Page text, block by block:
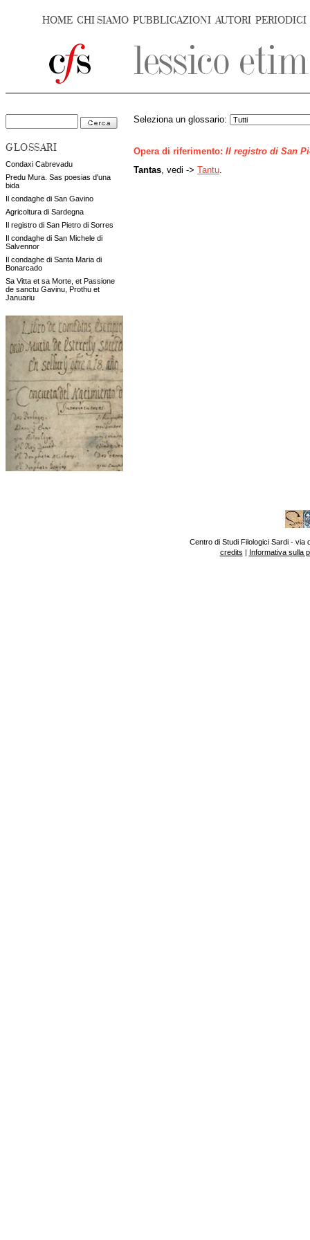
HOME CHI SIAMO PUBBLICAZIONI AUTORI PERIODICI
GLOSSARI
Condaxi Cabrevadu
Predu Mura. Sas poesias d'una
bida
Il condaghe di San Gavino
Agricoltura di Sardegna
Il registro di San Pietro di Sorres
Il condaghe di San Michele di
Salvennor
Il condaghe di Santa Maria di
Bonarcado
Sa Vitta et sa Morte, et Passione
de sanctu Gavinu, Prothu et
Januariu
Seleziona un glossario:
Opera di riferimento: Il registro di San
Tantas , vedi -> Tantu
Centro di Studi Filologici Sardi - via
credits | Informativa sulla